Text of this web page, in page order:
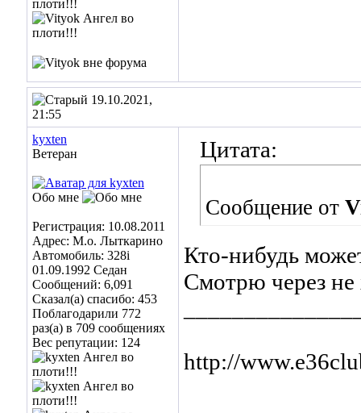
19.10.2021,
21:55
kyxten
Ветеран
Обо мне
Регистрация: 10.08.2011
Адрес: М.о. Лыткарино
Автомобиль: 328i
01.09.1992 Седан
Сообщений: 6,091
Сказал(а) спасибо: 453
Поблагодарили 772
раз(а) в 709 сообщениях
Вес репутации: 124
Цитата:
Сообщение от
Кто-нибудь
Смотрю через не
http://